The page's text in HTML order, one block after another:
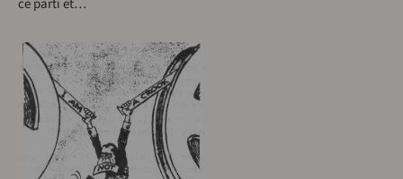
ce parti et…